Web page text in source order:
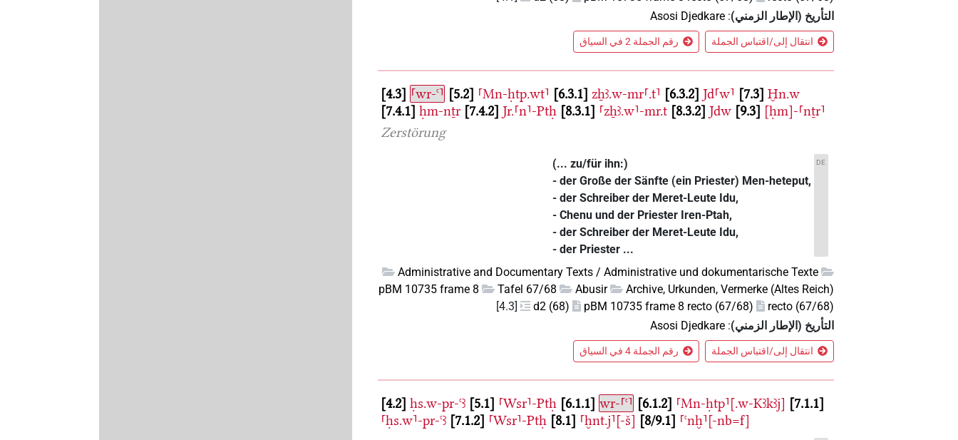
التأريخ (الإطار الزمني):
Asosi Djedkare
انتقال إلى/اقتباس الجملة رقم الجملة 2 في السياق
4.3 ⸢wr-ꜥ⸣ 5.2 ⸢Mn-ḥtp.wt⸣ 6.3.1 zẖꜣ.w-mr⸢.t⸣ 6.3.2 Jd⸢w⸣ 7.3 Ḫn.w
7.4.1 ḥm-nṯr 7.4.2 Jr.⸢n⸣-Ptḥ 8.3.1 ⸢zẖꜣ.w⸣-mr.t 8.3.2 Jdw 9.3
[ḥm]-⸢nṯr⸣
Zerstörung
DE
(... zu/für ihn:)
- der Große der Sänfte (ein Priester) Men-heteput,
- der Schreiber der Meret-Leute Idu,
- Chenu und der Priester Iren-Ptah,
- der Schreiber der Meret-Leute Idu,
- der Priester ...
Administrative and Documentary Texts / Administrative und dokumentarische Texte
Archive, Urkunden, Vermerke (Altes Reich)
Abusir
Tafel 67/68
pBM 10735 frame 8
recto (67/68)
pBM 10735 frame 8 recto (67/68)
d2 (68)
[4.3]
التأريخ (الإطار الزمني):
Asosi Djedkare
انتقال إلى/اقتباس الجملة رقم الجملة 4 في السياق
4.2 ḥs.w-pr-ꜥꜣ 5.1 ⸢Wsr⸣-Ptḥ 6.1.1 wr-⸢ꜥ⸣ 6.1.2 ⸢Mn-ḥtp⸣[.w-Kꜣkꜣj]
7.1.1
⸢ḥs.w⸣-pr-ꜥꜣ 7.1.2 ⸢Wsr⸣-Ptḥ 8.1 ⸢ḫnt.j⸣[-š] 8/9.1 ⸢ꜥnḫ⸣[-nb=f]